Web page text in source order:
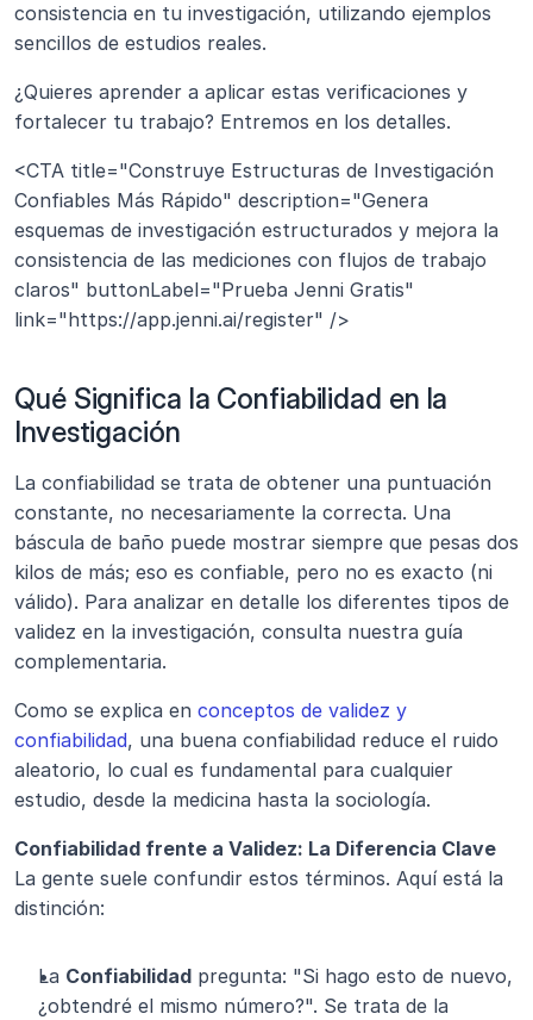
consistencia en tu investigación, utilizando ejemplos
sencillos de estudios reales.
¿Quieres aprender a aplicar estas verificaciones y
fortalecer tu trabajo? Entremos en los detalles.
<CTA title="Construye Estructuras de Investigación
Confiables Más Rápido" description="Genera
esquemas de investigación estructurados y mejora la
consistencia de las mediciones con flujos de trabajo
claros" buttonLabel="Prueba Jenni Gratis"
link="https://app.jenni.ai/register" />
Qué Significa la Confiabilidad en la
Investigación
La confiabilidad se trata de obtener una puntuación
constante, no necesariamente la correcta. Una
báscula de baño puede mostrar siempre que pesas dos
kilos de más; eso es confiable, pero no es exacto (ni
válido). Para analizar en detalle los diferentes tipos de
validez en la investigación, consulta nuestra guía
complementaria.
Como se explica en conceptos de validez y
confiabilidad, una buena confiabilidad reduce el ruido
aleatorio, lo cual es fundamental para cualquier
estudio, desde la medicina hasta la sociología.
La gente suele confundir estos términos. Aquí está la
distinción:
La Confiabilidad pregunta: "Si hago esto de nuevo,
¿obtendré el mismo número?". Se trata de la